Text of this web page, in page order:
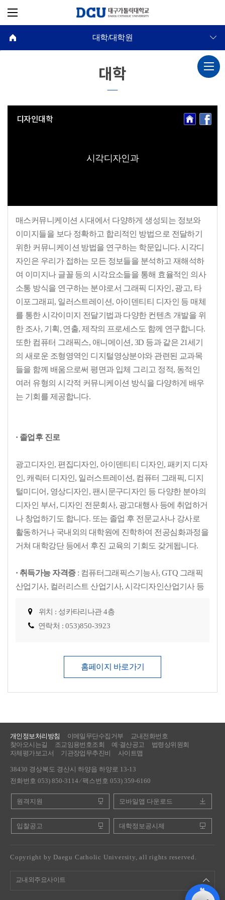
대학/대학원
대학
디자인대학
시각디자인과
매스커뮤니케이션 시대에서 다양하게 생성되는 정보와
이미지들을 보다 정확하고 합리적인 방법으로 전달하기
위한 커뮤니케이션 방법을 연구하는 학문입니다. 시각디
자인은 우리가 접하는 모든 정보들을 분석하고 재해석하
여 이미지나 글꼴 등의 시각요소들을 통해 효율적인 의사
소통 방식을 연구하는 분야로서 그래픽 디자인, 광고, 타
이포그래피, 일러스트레이션, 아이덴티티 디자인 등 매체
를 통한 시각이미지 전달기법과 다양한 컨텐츠 개발을 위
한 조사, 기획, 연출, 제작의 프로세스도 함께 연구합니다.
또한 컴퓨터 그래픽스, 애니메이션, 3D 등과 같은 21세기
의 새로운 조형영역인 디지털영상분야와 관련된 교과목
들을 함께 배움으로써 평면과 입체 그리고 정적, 동적인
여러 유형의 시각적 커뮤니케이션 방식을 다양하게 배우
는 기회를 제공합니다.
· 졸업후 진로
광고디자인, 편집디자인, 아이덴티티 디자인, 패키지 디자
인, 캐릭터 디자인, 일러스트레이션, 컴퓨터 그래픽, 디지
털미디어, 영상디자인, 팬시문구디자인 등 다양한 분야의
디자인 부서, 디자인 전문회사, 광고대행사 등에 취업하거
나 창업하기도 합니다. 또는 졸업 후 전문교사나 강사로
활동하거나 국내외의 대학원에 진학하여 전공심화과정을
거쳐 대학강단 등에서 후진 교육의 기회도 갖게됩니다.
· 취득가능 자격증: 컴퓨터그래픽스기능사, GTQ 그래픽
산업기사, 컬러리스트 산업기사, 시각디자인산업기사 등
위치 : 성카타리나관 4층
연락처 : 053)850-3923
홈페이지 바로가기
개인정보처리방침 이메일무단수집거부
교내전화번호
찾아오시는길
조교임용번호조회 예·결산공고
법령상위원회
자체평가보고서
기관장업무추진비 사이트맵
38430 경상북도 경산시 하양읍 하양로 13-13
전화번호 053) 850-3114 ⁄ 팩스번호 053) 359-6160
원격지원 모바일앱 다운로드
입찰공고 대학정보공시제
Copyright by Daegu Catholic University, all rights reserved.
교내외주요사이트